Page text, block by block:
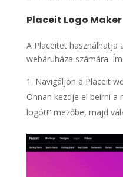
Placeit Logo Maker
A Placeitet használhatja
webáruháza számára.
Navigáljon a Placeit
Onnan kezdje el beírni a
logót!” mezőbe, majd